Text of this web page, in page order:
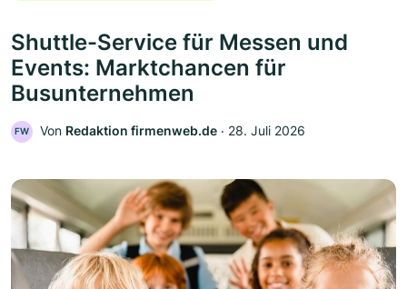
Shuttle-Service für Messen und
Events: Marktchancen für
Busunternehmen
FW Von Redaktion firmenweb.de ‧ 28. Juli 2026